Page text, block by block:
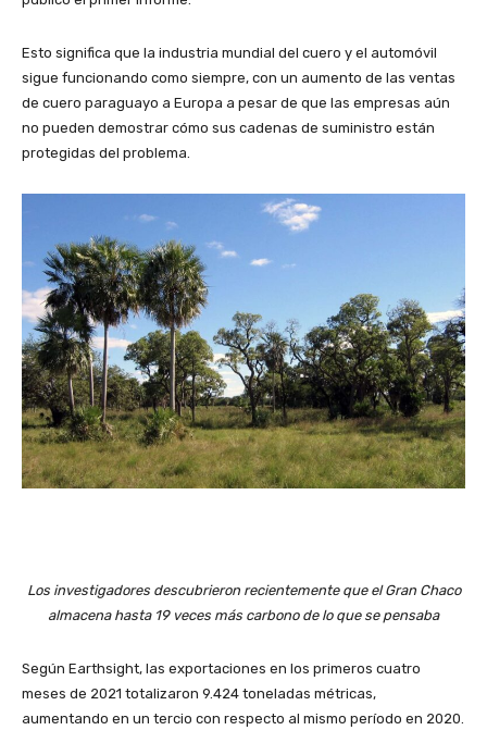
Esto significa que la industria mundial del cuero y el automóvil
sigue funcionando como siempre, con un aumento de las ventas
de cuero paraguayo a Europa a pesar de que las empresas aún
no pueden demostrar cómo sus cadenas de suministro están
protegidas del problema.
Los investigadores descubrieron recientemente que el Gran Chaco
almacena hasta 19 veces más carbono de lo que se pensaba
Según Earthsight, las exportaciones en los primeros cuatro
meses de 2021 totalizaron 9.424 toneladas métricas,
aumentando en un tercio con respecto al mismo período en 2020.